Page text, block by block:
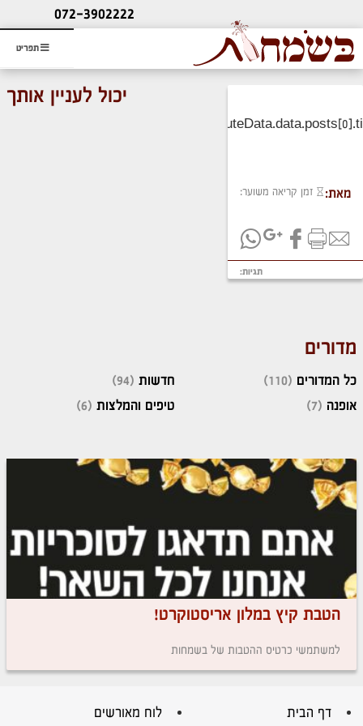
תפריט
ליעוץ חינם
והזמנת כרטיס שמחות
072-3902222
מאת: זמן קריאה משוער:
תגיות:
יכול לעניין אותך
מדורים
כל המדורים (110)
אופנה (7)
חדשות (94)
טיפים והמלצות (6)
הטבת קיץ במלון אריסטוקרט!
למשתמשי כרטיס ההטבות של בשמחות
דף הבית לוח מאורשים